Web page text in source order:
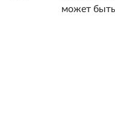
может